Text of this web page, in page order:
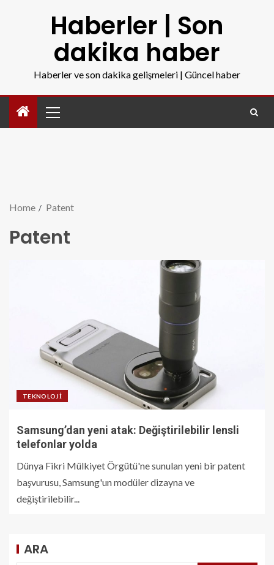
Haberler | Son
dakika haber
Haberler ve son dakika gelişmeleri | Güncel haber
Home Patent
Patent
TEKNOLOJI
Samsung’dan yeni atak: Değiştirilebilir lensli
telefonlar yolda
Dünya Fikri Mülkiyet Örgütü'ne sunulan yeni bir patent
başvurusu, Samsung'un modüler dizayna ve
değiştirilebilir...
ARA